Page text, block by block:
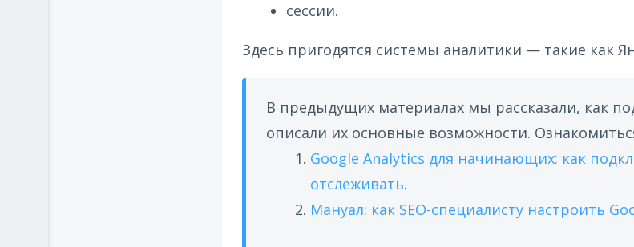
сессии.
Здесь пригодятся системы аналитики — такие как
В предыдущих материалах мы рассказали, как
описали их основные возможности.
Google Analytics для начинающих: как
отслеживать.
Мануал: как SEO-специалисту настроить